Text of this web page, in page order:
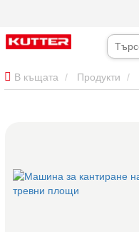
В къщата Продукти